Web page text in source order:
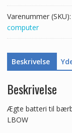
LBOW
antal
Varenummer (SKU):
computer
Beskrivelse
Beskrivelse
Ægte batteri til
LBOW